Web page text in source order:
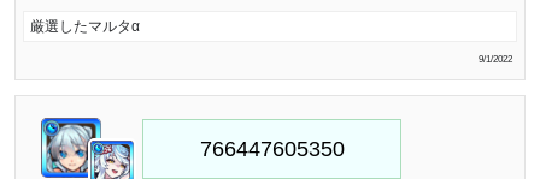
厳選したマルタα
9/1/2022